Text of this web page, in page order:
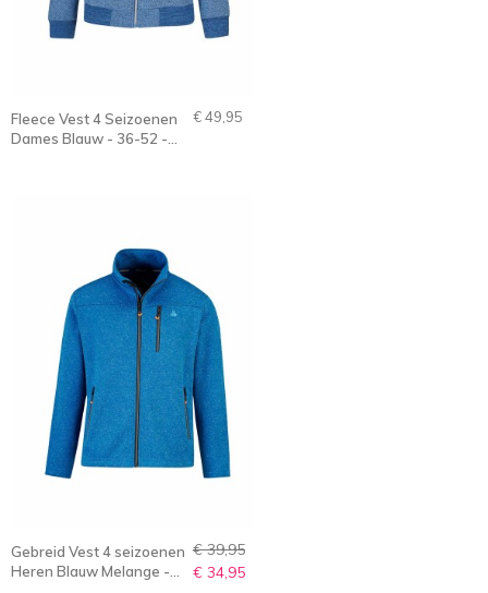
Fleece Vest 4 Seizoenen
Dames Blauw - 36-52 -
€ 49,95
Gebreid Vest 4 seizoenen
Heren Blauw Melange -
€ 39,95
€ 34,95